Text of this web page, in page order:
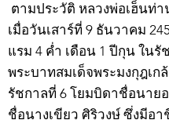
ตามประวัติ หลวงพ่อเฮ็นท่า
เมื่อวันเสาร์ที่ 9 ธันวาคม
แรม 4 ค่ำ เดือน 1 ปีกุน ในรั
พระบาทสมเด็จพระมงกุฎเก
รัชกาลที่ 6 โยมบิดาชื่อนาย
ชื่อนางเขียว ศิริวงษ์ ซึ่งมีอา